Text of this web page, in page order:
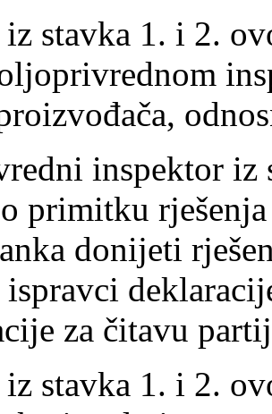
iz stavka 1. i 2.
inspektor iz
primitku
donijeti
ispravci
za čitavu
iz stavka 1. i 2.